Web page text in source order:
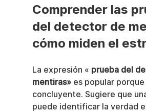
Comprender las
del detector de
cómo miden el
La expresión « prueba del
mentiras» es popular porque
concluyente. Sugiere que
puede identificar la verdad